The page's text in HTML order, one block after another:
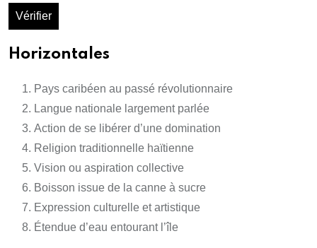
Vérifier
Horizontales
Pays caribéen au passé révolutionnaire
Langue nationale largement parlée
Action de se libérer d’une domination
Religion traditionnelle haïtienne
Vision ou aspiration collective
Boisson issue de la canne à sucre
Expression culturelle et artistique
Étendue d’eau entourant l’île